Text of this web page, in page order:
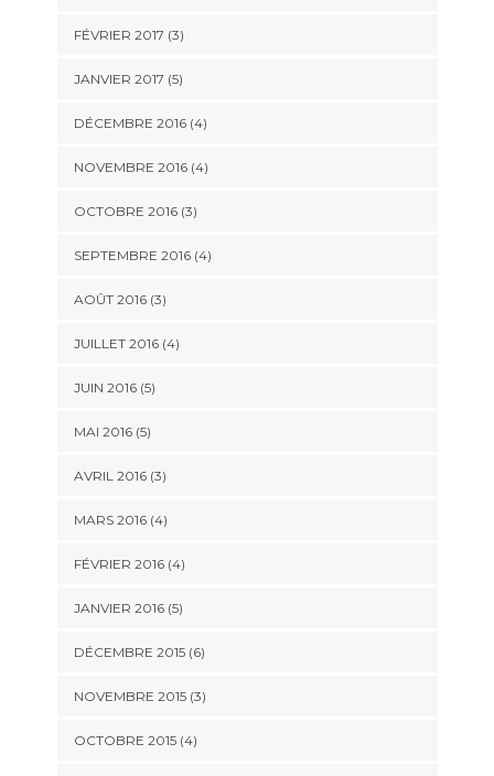
FÉVRIER 2017 (3)
JANVIER 2017 (5)
DÉCEMBRE 2016(4)
NOVEMBRE 2016(4)
OCTOBRE 2016(3)
SEPTEMBRE 2016(4)
AOÛT 2016(3)
JUILLET 2016(4)
JUIN 2016(5)
MAI 2016(5)
AVRIL 2016(3)
MARS 2016(4)
FÉVRIER 2016(4)
JANVIER 2016(5)
DÉCEMBRE 2015(6)
NOVEMBRE 2015(3)
OCTOBRE 2015(4)